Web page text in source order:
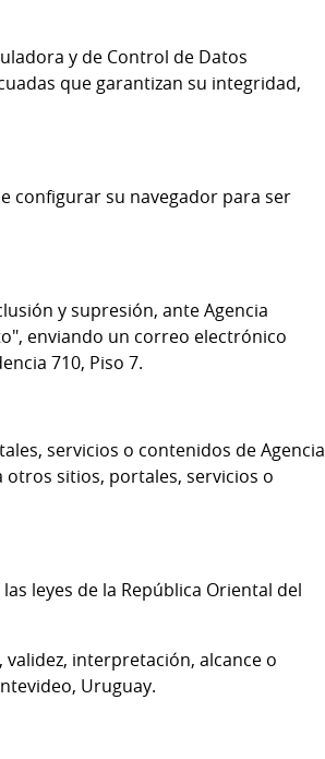
y de Control de Datos
que garantizan su integridad,
configurar su navegador para ser
y supresión, ante Agencia
enviando un correo electrónico
710, Piso 7.
servicios o contenidos de Agencia
otros sitios, portales, servicios o
leyes de la República Oriental del
interpretación, alcance o
Uruguay.